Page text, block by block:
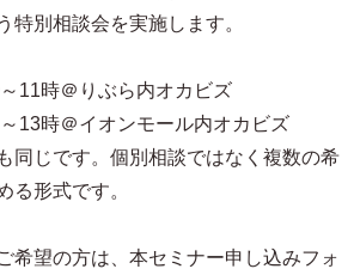
特別相談会を実施します。
11時＠りぶら内オカビズ
13時＠イオンモール内オカビズ
じです。個別相談ではなく複数の希
る形式です。
希望の方は、本セミナー申し込みフォ